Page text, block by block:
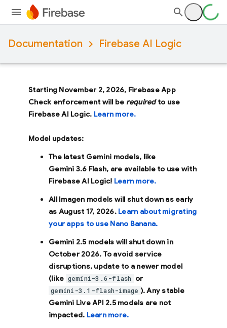
Documentation Firebase AI Logic
Starting November 2, 2026, Firebase App
Check enforcement will be requiredto use
Firebase AI Logic. Learn more.
Model updates:
The latest Gemini models, like
Gemini 3.6 Flash, are available to use with
Firebase AI Logic! Learn more.
All Imagen models will shut down as early
as August 17, 2026. Learn about migrating
your apps to use Nano Banana.
Gemini 2.5 models will shut down in
October 2026. To avoid service
disruptions, update to a newer model
(like gemini-3.6-flash or
gemini-3.1-flash-image ). Any stable
Gemini Live API 2.5 models are not
impacted. Learn more.